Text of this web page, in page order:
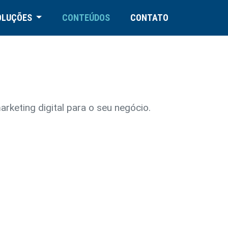
CONTEÚDOS CONTATO
digital para o seu negócio.